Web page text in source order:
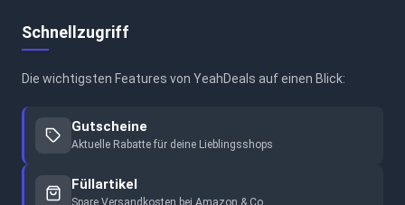
Schnellzugriff
Die wichtigsten Features von YeahDeals auf einen Blick:
Gutscheine
Aktuelle Rabatte für deine Lieblingsshops
Füllartikel
Spare Versandkosten bei Amazon & Co.